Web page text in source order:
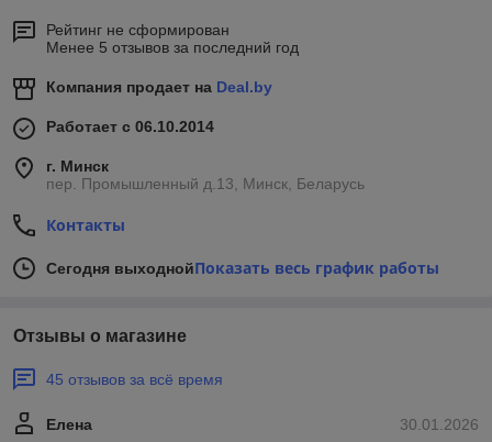
Рейтинг не сформирован
Менее 5 отзывов за последний год
Компания продает на Deal.by
Работает с 06.10.2014
г. Минск
пер. Промышленный д.13, Минск, Беларусь
Контакты
Сегодня выходнойПоказать весь график работы
Отзывы о магазине
45 отзывов за всё время
30.01.2026
Елена